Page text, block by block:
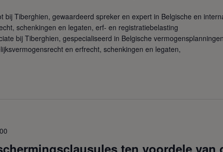
bij Tiberghien, gewaardeerd spreker en expert in Belgische en
schenkingen en legaten, erf- en registratiebelasting
bij Tiberghien, gespecialiseerd in Belgische
en erfrecht, schenkingen en legaten,
ten voordele van